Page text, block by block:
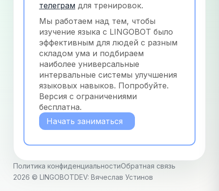
телеграм для тренировок.
Мы работаем над тем, чтобы
изучение языка с LINGOBOT было
эффективным для людей с разным
складом ума и подбираем
наиболее универсальные
интервальные системы улучшения
языковых навыков. Попробуйте.
Версия с ограничениями
бесплатна.
Начать заниматься
Политика конфиденциальностиОбратная связь
2026 © LINGOBOTDEV: Вячеслав Устинов